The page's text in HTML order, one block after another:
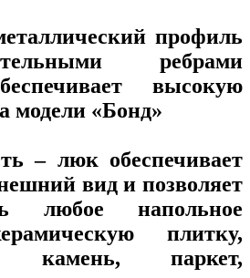
профиль
ребрами
высокую
модели «Бонд»
– люк обеспечивает
вид и позволяет
любое напольное
плитку,
камень, паркет,